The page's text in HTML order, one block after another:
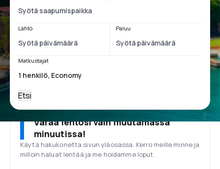
Lähtö Paluu
Matkustajat
Etsi
Varaa lentosi vain muutamassa
minuutissa!
Käytä hakukonetta sivun yläosassa. Kerro meille minne ja
milloin haluat lentää ja me hoidamme loput.